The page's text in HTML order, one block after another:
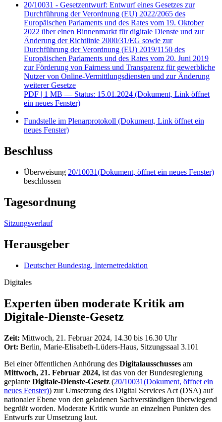
20/10031 - Gesetzentwurf: Entwurf eines Gesetzes zur
Durchführung der Verordnung (EU) 2022/2065 des
Europäischen Parlaments und des Rates vom 19. Oktober
2022 über einen Binnenmarkt für digitale Dienste und zur
Änderung der Richtlinie 2000/31/EG sowie zur
Durchführung der Verordnung (EU) 2019/1150 des
Europäischen Parlaments und des Rates vom 20. Juni 2019
zur Förderung von Fairness und Transparenz für gewerbliche
Nutzer von Online-Vermittlungsdiensten und zur Änderung
weiterer Gesetze
PDF | 1 MB — Status: 15.01.2024 (Dokument, Link öffnet
ein neues Fenster)
Fundstelle im Plenarprotokoll (Dokument, Link öffnet ein
neues Fenster)
Beschluss
Überweisung 20/10031(Dokument, öffnet ein neues Fenster)
beschlossen
Tagesordnung
Sitzungsverlauf
Herausgeber
Deutscher Bundestag, Internetredaktion
Digitales
Experten üben moderate Kritik am
Digitale-Dienste-Gesetz
Zeit: Mittwoch, 21. Februar 2024, 14.30 bis 16.30 Uhr
Ort: Berlin, Marie-Elisabeth-Lüders-Haus, Sitzungssaal 3.101
Bei einer öffentlichen Anhörung des Digitalausschusses am
Mittwoch, 21. Februar 2024, ist das von der Bundesregierung
geplante Digitale-Dienste-Gesetz (20/10031(Dokument, öffnet ein
neues Fenster)) zur Umsetzung des Digital Services Act (DSA) auf
nationaler Ebene von den geladenen Sachverständigen überwiegend
begrüßt worden. Moderate Kritik wurde an einzelnen Punkten des
Entwurfs zur Umsetzung laut.